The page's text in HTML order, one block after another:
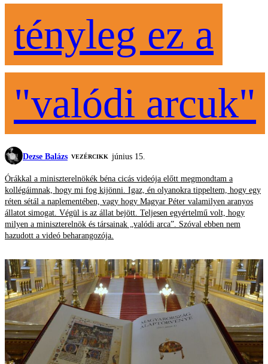
tényleg ez a
"valódi arcuk"
Dezse Balázs VEZÉRCIKK június 15.
Órákkal a miniszterelnökék béna cicás videója előtt megmondtam a
kollégáimnak, hogy mi fog kijönni. Igaz, én olyanokra tippeltem, hogy egy
réten sétál a naplementében, vagy hogy Magyar Péter valamilyen aranyos
állatot simogat. Végül is az állat bejött. Teljesen egyértelmű volt, hogy
milyen a miniszterelnök és társainak „valódi arca”. Szóval ebben nem
hazudott a videó beharangozója.